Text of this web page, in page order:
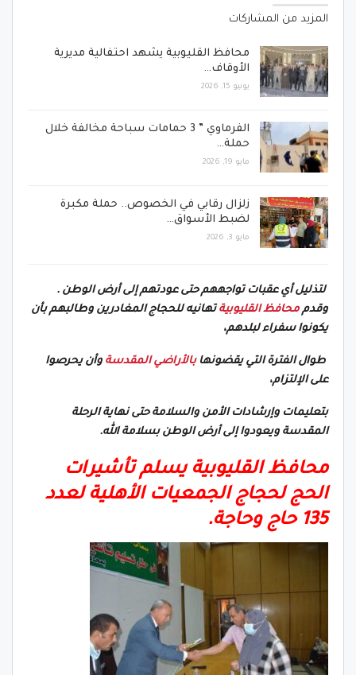
المزيد من المشاركات
محافظ القليوبية يشهد احتفالية مديرية
الأوقاف…
يونيو 15, 2026
الفرماوي ” 3 حمامات سباحة مخالفة خلال
حملة…
مايو 19, 2026
زلزال رقابي في الخصوص.. حملة مكبرة
لضبط الأسواق…
مايو 3, 2026
لتذليل أي عقبات تواجههم حتى عودتهم إلى أرض الوطن .
وقدممحافظ القليوبية تهانيه للحجاج المغادرين وطالبهم بأن
يكونوا سفراء لبلدهم،
طوال الفترة التي يقضونهابالأراضي المقدسة وأن يحرصوا
على الإلتزام،
بتعليمات وإرشادات الأمن والسلامة حتى نهاية الرحلة
المقدسة ويعودوا إلى أرض الوطن بسلامة الله.
محافظ القليوبية يسلم تأشيرات
الحج لحجاج الجمعيات الأهلية لعدد
135 حاج وحاجة.